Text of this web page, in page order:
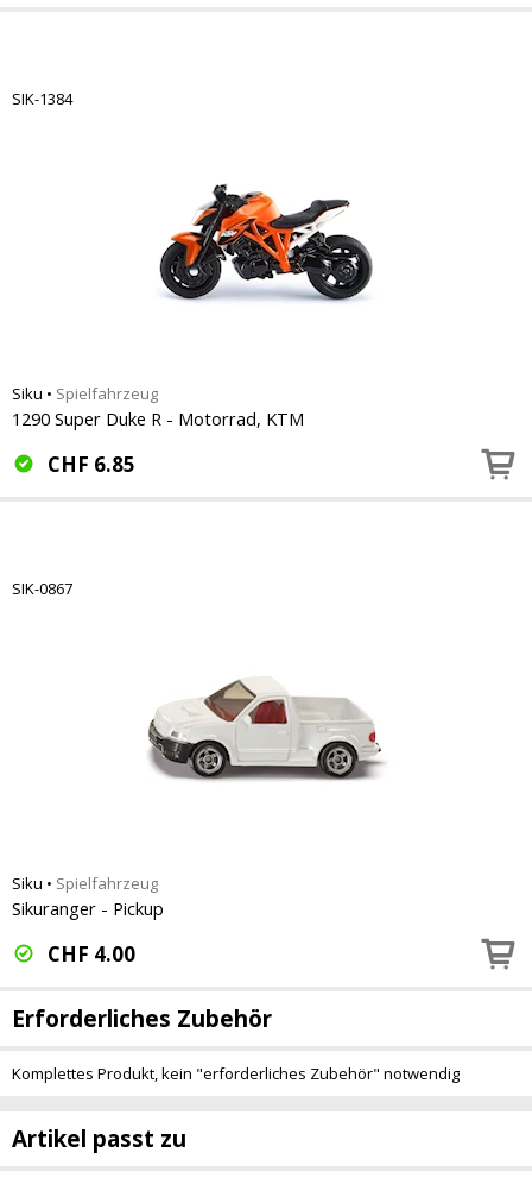
SIK-1384
Siku • Spielfahrzeug
1290 Super Duke R - Motorrad, KTM
CHF 6.85
SIK-0867
Siku • Spielfahrzeug
Sikuranger - Pickup
CHF 4.00
Erforderliches Zubehör
Komplettes Produkt, kein "erforderliches Zubehör" notwendig
Artikel passt zu